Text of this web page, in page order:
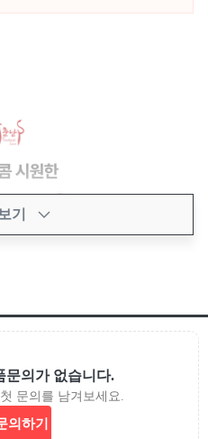
기
문의가 없습니다.
문의를 남겨보세요.
의하기